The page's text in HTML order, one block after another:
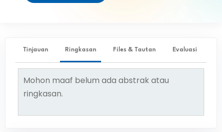
Tinjauan Ringkasan Files & Tautan Evaluasi
Mohon maaf belum ada abstrak atau
ringkasan.